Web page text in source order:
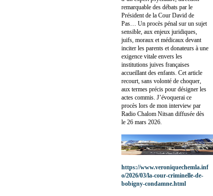
remarquable des débats par le
Président de la Cour David de
Pas… Un procès pénal sur un sujet
sensible, aux enjeux juridiques,
juifs, moraux et médicaux devant
inciter les parents et donateurs à une
exigence vitale envers les
institutions juives françaises
accueillant des enfants. Cet article
recourt, sans volonté de choquer,
aux termes précis pour désigner les
actes commis. J’évoquerai ce
procès lors de mon interview par
Radio Chalom Nitsan diffusée dès
le 26 mars 2026.
https://www.veroniquechemla.inf
o/2026/03/la-cour-criminelle-de-
bobigny-condamne.html